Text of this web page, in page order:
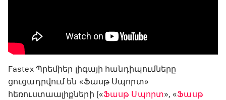
Fastex Պրեմիեր լիգայի հանդիպումները
ցուցադրվում են «Ֆասթ Սպորտ»
հեռուստաալիքների («Ֆասթ Սպորտ», «Ֆասթ